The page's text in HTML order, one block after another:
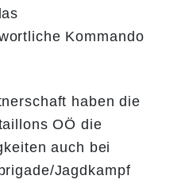
Kommando
haben die
OÖ die
auch bei
Jagdkampf